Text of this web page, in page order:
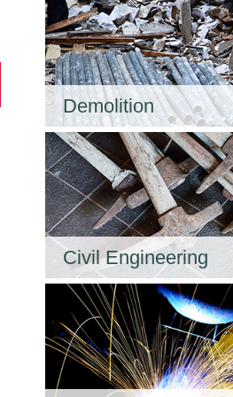
Demolition
Civil Engineering